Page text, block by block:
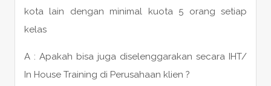
kota lain dengan minimal kuota 5 orang setiap
kelas
A : Apakah bisa juga diselenggarakan secara IHT/
In House Training di Perusahaan klien ?